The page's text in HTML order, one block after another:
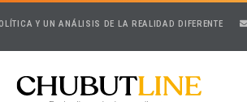
Y UN ANÁLISIS DE LA REALIDAD DIFERENTE